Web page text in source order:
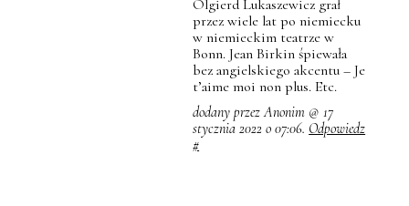
Olgierd Lukaszewicz grał
przez wiele lat po niemiecku
w niemieckim teatrze w
Bonn. Jean Birkin śpiewała
bez angielskiego akcentu – Je
t’aime moi non plus. Etc.
dodany przez Anonim @ 17
stycznia 2022 o 07:06. Odpowiedz
#